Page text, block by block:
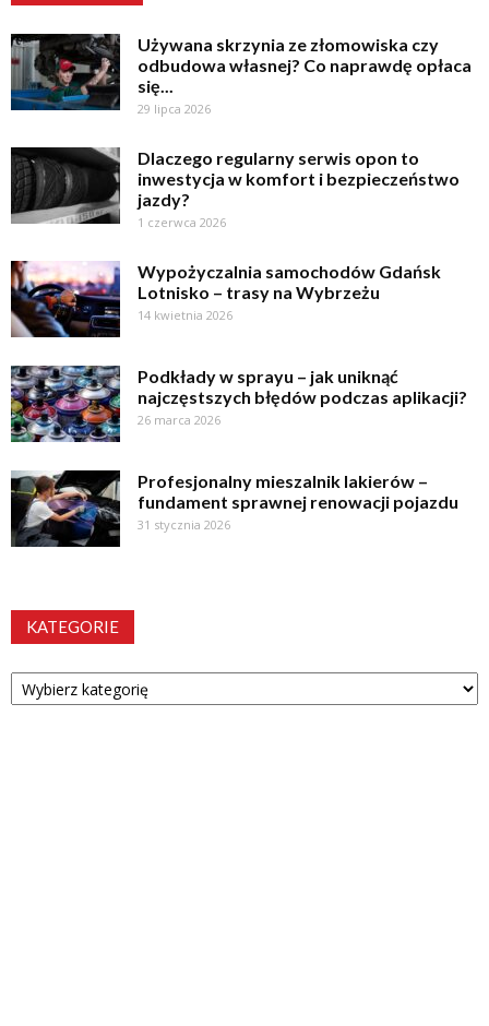
Używana skrzynia ze złomowiska czy
odbudowa własnej? Co naprawdę opłaca
się...
29 lipca 2026
Dlaczego regularny serwis opon to
inwestycja w komfort i bezpieczeństwo
jazdy?
1 czerwca 2026
Wypożyczalnia samochodów Gdańsk
Lotnisko – trasy na Wybrzeżu
14 kwietnia 2026
Podkłady w sprayu – jak uniknąć
najczęstszych błędów podczas aplikacji?
26 marca 2026
Profesjonalny mieszalnik lakierów –
fundament sprawnej renowacji pojazdu
31 stycznia 2026
KATEGORIE
Kategorie